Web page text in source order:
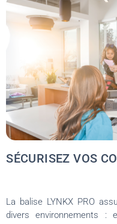
SÉCURISEZ VOS
La balise LYNKX PRO
divers environnements :